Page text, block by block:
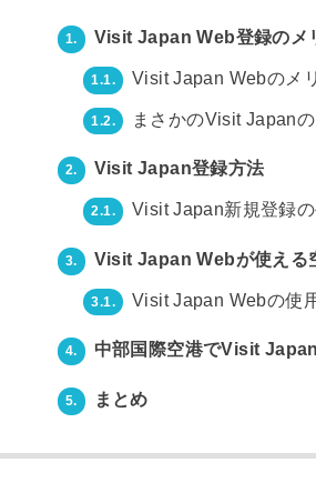
1. Visit Japan Web登録のメ
1.1. Visit Japan Webのメ
1.2. まさかのVisit Japanの
2. Visit Japan登録方法
2.1. Visit Japan新規登録
3. Visit Japan Webが使える
3.1. Visit Japan Webの使
4. 中部国際空港でVisit
5. まとめ